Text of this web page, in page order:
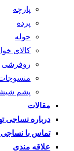
پارچه
پرده
حوله
کالای
روفرشی
پشم
مقالات
درباره نساجی
تماس با نساجی
علاقه مندی